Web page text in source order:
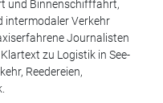
und Binnenschifffahrt,
intermodaler Verkehr
Journalisten
zu Logistik in See-
Reedereien,